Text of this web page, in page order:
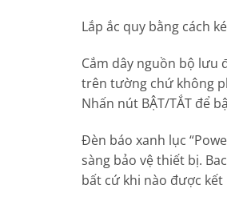
Lắp ắc quy bằng cách
Cắm dây nguồn bộ lưu
trên tường chứ không
Nhấn nút BẬT/TẮT để
Đèn báo xanh lục
sàng bảo vệ thiết bị.
bất cứ khi nào được kết